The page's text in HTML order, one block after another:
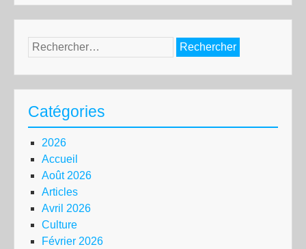
Rechercher :
Catégories
2026
Accueil
Août 2026
Articles
Avril 2026
Culture
Février 2026